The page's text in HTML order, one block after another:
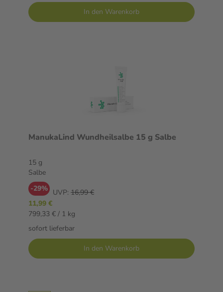
In den Warenkorb
ManukaLind Wundheilsalbe 15 g Salbe
15 g
Salbe
-29% UVP: 16,99 €
11,99 €
799,33 € / 1 kg
sofort lieferbar
In den Warenkorb